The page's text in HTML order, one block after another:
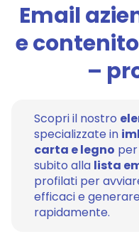
Email
e
–
Scopri il nostro
specializzate in
carta e legno
subito alla lista
profilati per
efficaci e
rapidamente.